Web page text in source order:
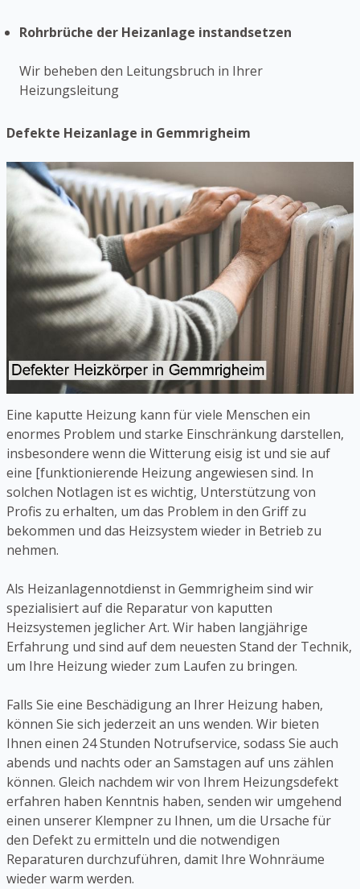
Rohrbrüche der Heizanlage instandsetzen
Wir beheben den Leitungsbruch in Ihrer
Heizungsleitung
Defekte Heizanlage in Gemmrigheim
Eine kaputte Heizung kann für viele Menschen ein
enormes Problem und starke Einschränkung darstellen,
insbesondere wenn die Witterung eisig ist und sie auf
eine [funktionierende Heizung angewiesen sind. In
solchen Notlagen ist es wichtig, Unterstützung von
Profis zu erhalten, um das Problem in den Griff zu
bekommen und das Heizsystem wieder in Betrieb zu
nehmen.
Als Heizanlagennotdienst in Gemmrigheim sind wir
spezialisiert auf die Reparatur von kaputten
Heizsystemen jeglicher Art. Wir haben langjährige
Erfahrung und sind auf dem neuesten Stand der Technik,
um Ihre Heizung wieder zum Laufen zu bringen.
Falls Sie eine Beschädigung an Ihrer Heizung haben,
können Sie sich jederzeit an uns wenden. Wir bieten
Ihnen einen 24 Stunden Notrufservice, sodass Sie auch
abends und nachts oder an Samstagen auf uns zählen
können. Gleich nachdem wir von Ihrem Heizungsdefekt
erfahren haben Kenntnis haben, senden wir umgehend
einen unserer Klempner zu Ihnen, um die Ursache für
den Defekt zu ermitteln und die notwendigen
Reparaturen durchzuführen, damit Ihre Wohnräume
wieder warm werden.